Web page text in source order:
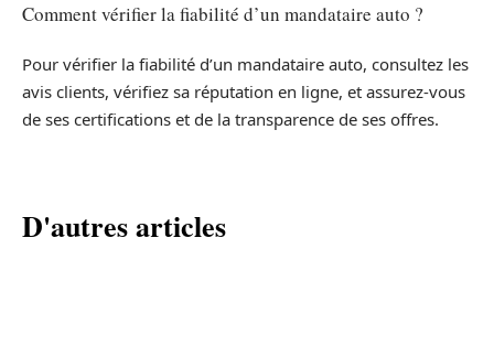
Comment vérifier la fiabilité d’un mandataire auto ?
Pour vérifier la fiabilité d’un mandataire auto, consultez les
avis clients, vérifiez sa réputation en ligne, et assurez-vous
de ses certifications et de la transparence de ses offres.
D'autres articles